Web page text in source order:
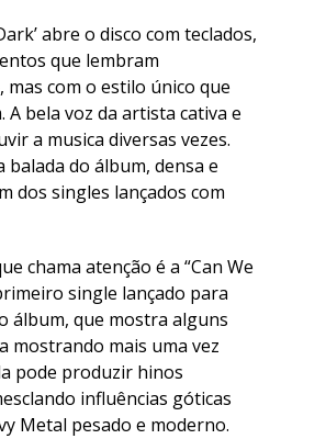
abre o disco com teclados,
que lembram
mas com o estilo único que
A bela voz da artista cativa e
a musica diversas vezes.
balada do álbum, densa e
dos singles lançados com
chama atenção é a “Can We
single lançado para
álbum, que mostra alguns
mostrando mais uma vez
pode produzir hinos
influências góticas
Metal pesado e moderno.